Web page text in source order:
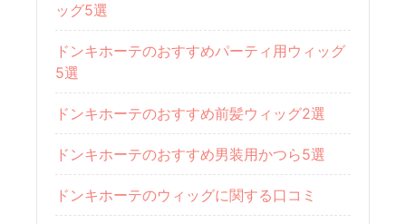
ッグ5選
ドンキホーテのおすすめパーティ用ウィッグ
5選
ドンキホーテのおすすめ前髪ウィッグ2選
ドンキホーテのおすすめ男装用かつら5選
ドンキホーテのウィッグに関する口コミ